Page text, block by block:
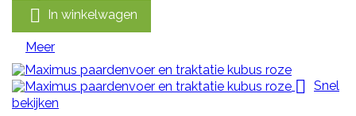
 In winkelwagen
Meer
 Snel
bekijken